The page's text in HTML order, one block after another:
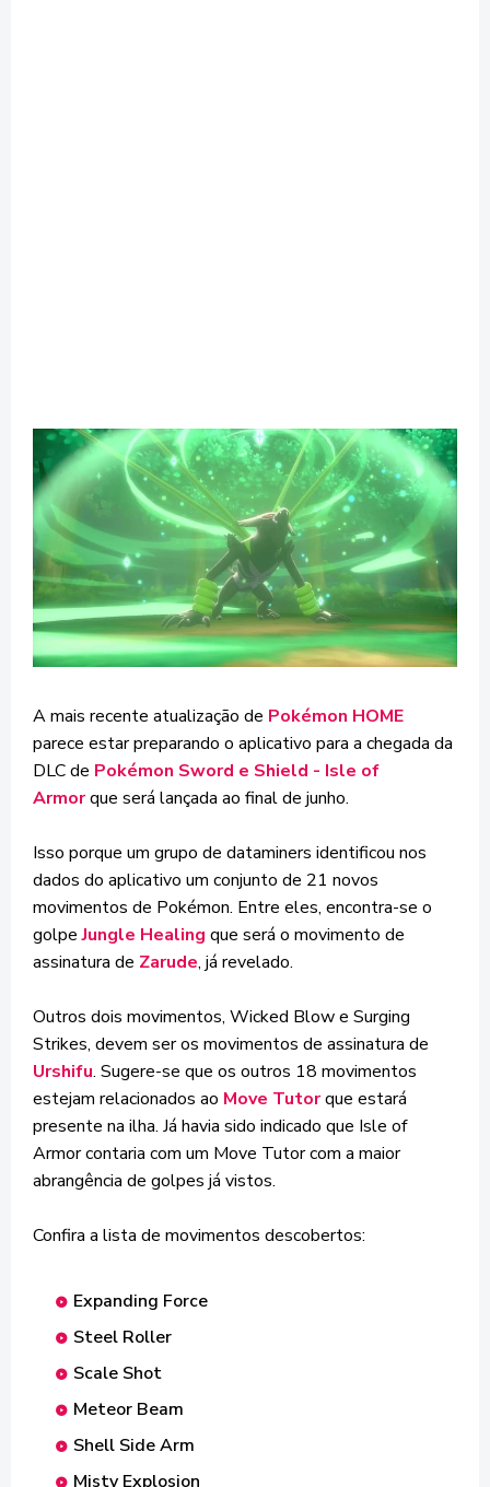
A mais recente atualização de Pokémon HOME
parece estar preparando o aplicativo para a chegada da
DLC de Pokémon Sword e Shield - Isle of
Armorque será lançada ao final de junho.
Isso porque um grupo de dataminers identificou nos
dados do aplicativo um conjunto de 21 novos
movimentos de Pokémon. Entre eles, encontra-se o
golpeJungle Healing que será o movimento de
assinatura de Zarude, já revelado.
Outros dois movimentos, Wicked Blow e Surging
Strikes, devem ser os movimentos de assinatura de
Urshifu. Sugere-se que os outros 18 movimentos
estejam relacionados ao Move Tutorque estará
presente na ilha. Já havia sido indicado que Isle of
Armor contaria com um Move Tutor com a maior
abrangência de golpes já vistos.
Confira a lista de movimentos descobertos:
Expanding Force
Steel Roller
Scale Shot
Meteor Beam
Shell Side Arm
Misty Explosion